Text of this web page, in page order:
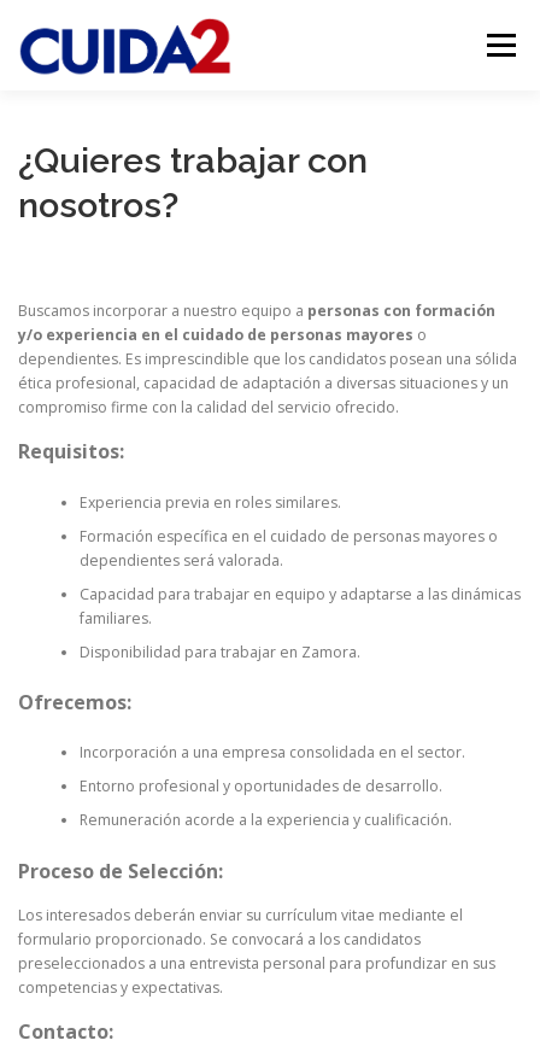
contenido
Menú
¿Quieres trabajar con
nosotros?
Buscamos incorporar a nuestro equipo a personas con formación
y/o experiencia en el cuidado de personas mayores o
dependientes. Es imprescindible que los candidatos posean una sólida
ética profesional, capacidad de adaptación a diversas situaciones y un
compromiso firme con la calidad del servicio ofrecido.
Requisitos:
Experiencia previa en roles similares.
Formación específica en el cuidado de personas mayores o
dependientes será valorada.
Capacidad para trabajar en equipo y adaptarse a las dinámicas
familiares.
Disponibilidad para trabajar en Zamora.
Ofrecemos:
Incorporación a una empresa consolidada en el sector.
Entorno profesional y oportunidades de desarrollo.
Remuneración acorde a la experiencia y cualificación.
Proceso de Selección:
Los interesados deberán enviar su currículum vitae mediante el
formulario proporcionado. Se convocará a los candidatos
preseleccionados a una entrevista personal para profundizar en sus
competencias y expectativas.
Contacto: